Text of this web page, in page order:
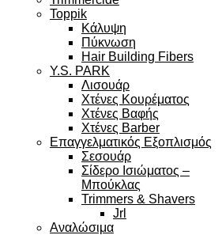
Toppik
Κάλυψη
Πύκνωση
Hair Building Fibers
Y.S. PARK
Λισουάρ
Χτένες Κουρέματος
Χτένες Βαφής
Χτένες Barber
Επαγγελματικός Εξοπλισμός
Σεσουάρ
Σίδερο Ισιώματος –
Μπούκλας
Trimmers & Shavers
Jrl
Αναλώσιμα